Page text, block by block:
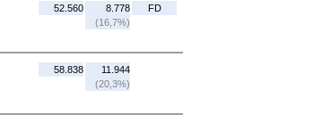
52.560
8.778
(16,7%)
FD
58.838
11.944
(20,3%)